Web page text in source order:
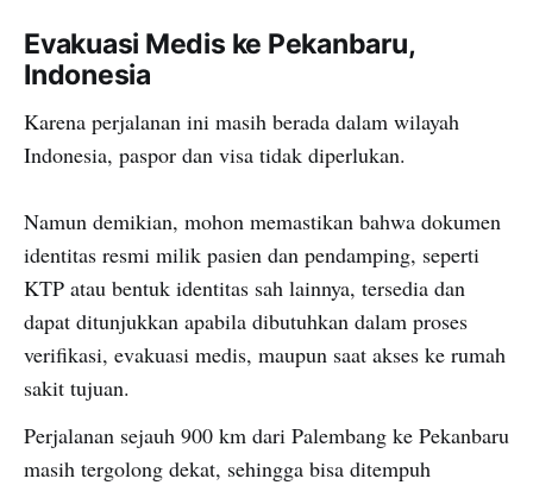
Evakuasi Medis ke Pekanbaru,
Indonesia
Karena perjalanan ini masih berada dalam wilayah
Indonesia, paspor dan visa tidak diperlukan.
Namun demikian, mohon memastikan bahwa dokumen
identitas resmi milik pasien dan pendamping, seperti
KTP atau bentuk identitas sah lainnya, tersedia dan
dapat ditunjukkan apabila dibutuhkan dalam proses
verifikasi, evakuasi medis, maupun saat akses ke rumah
sakit tujuan.
Perjalanan sejauh 900 km dari Palembang ke Pekanbaru
masih tergolong dekat, sehingga bisa ditempuh